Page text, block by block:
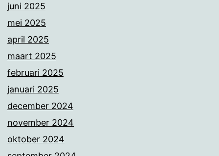
juni 2025
mei 2025
april 2025
maart 2025
februari 2025
januari 2025
december 2024
november 2024
oktober 2024